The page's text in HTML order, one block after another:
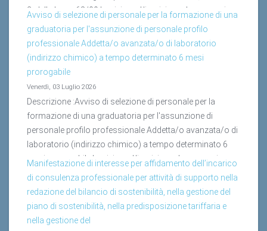
perentoriamente (a pena di esclusione) entro e non oltre
le ore 12:00 del giorno 31/08/2026 con...Leggi tutto...
Avviso di selezione di personale per la formazione di una
graduatoria per l'assunzione di personale profilo
professionale Addetta/o avanzata/o di laboratorio
(indirizzo chimico) a tempo determinato 6 mesi
prorogabile
Venerdì, 03 Luglio 2026
Descrizione :Avviso di selezione di personale per la
formazione di una graduatoria per l'assunzione di
personale profilo professionale Addetta/o avanzata/o di
laboratorio (indirizzo chimico) a tempo determinato 6
mesi prorogabile.Iscrizione :L'iscrizione deve avvenire
perentoriamente (a pena di esclusione) entro e non oltre
le ore 12.00 del giorno 16/07/2026 con una delle...Leggi
tutto...
Manifestazione di interesse per affidamento dell’incarico
di consulenza professionale per attività di supporto nella
redazione del bilancio di sostenibilità, nella gestione del
piano di sostenibilità, nella predisposizione tariffaria e
nella gestione del
Mercoledì, 22 Maggio 2024